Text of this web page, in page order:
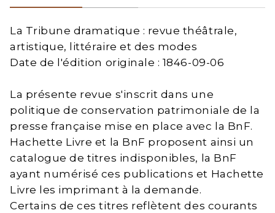
La Tribune dramatique : revue théâtrale,
artistique, littéraire et des modes
Date de l'édition originale : 1846-09-06
La présente revue s'inscrit dans une
politique de conservation patrimoniale de la
presse française mise en place avec la BnF.
Hachette Livre et la BnF proposent ainsi un
catalogue de titres indisponibles, la BnF
ayant numérisé ces publications et Hachette
Livre les imprimant à la demande.
Certains de ces titres reflètent des courants